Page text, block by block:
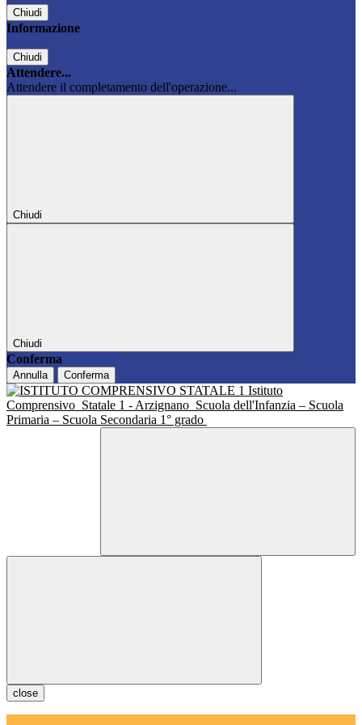
Chiudi
Informazione
Chiudi
Attendere...
Attendere il completamento dell'operazione...
Chiudi
Chiudi
Conferma
Annulla Conferma
Istituto
Comprensivo Statale 1 - Arzignano Scuola dell'Infanzia – Scuola
Primaria – Scuola Secondaria 1° grado
close